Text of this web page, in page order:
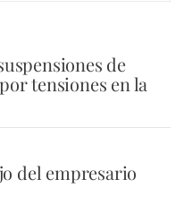
de
tensiones en la
del empresario